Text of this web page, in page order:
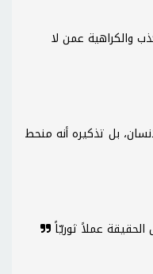
والكراهية عمن لا
بل تذكيره أنه منحط
عملاً ثوريّاً